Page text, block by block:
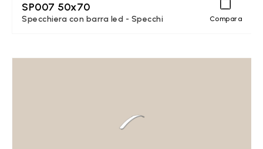
SP007 50x70
Specchiera con barra led - Specchi Compara